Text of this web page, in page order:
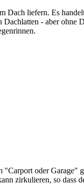
liefern. Es
- aber ohne
oder
zirkulieren, so dass